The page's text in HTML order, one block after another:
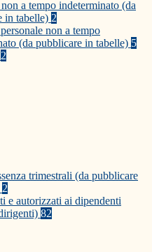
a tempo indeterminato (da
in tabelle) 2
non a tempo
(da pubblicare in tabelle) 5
2
trimestrali (da pubblicare
2
e autorizzati ai dipendenti
82